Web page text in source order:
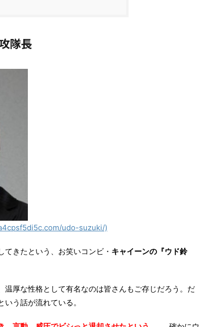
隊長
udo-suzuki/)
きたという、お笑いコンビ・ キャイーンの『ウド鈴
温厚な性格として有名なのは皆さんもご存じだろう。だ
う話が流れている。